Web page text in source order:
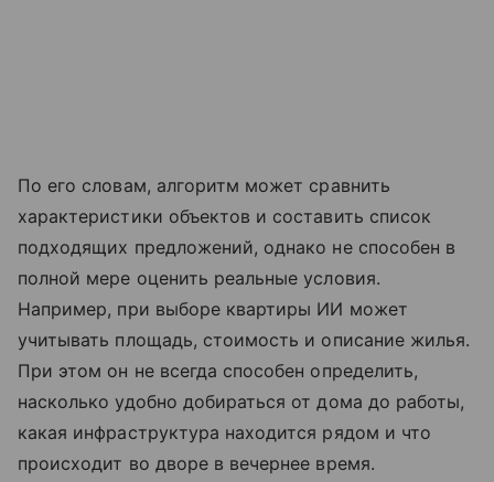
По его словам, алгоритм может сравнить
характеристики объектов и составить список
подходящих предложений, однако не способен в
полной мере оценить реальные условия.
Например, при выборе квартиры ИИ может
учитывать площадь, стоимость и описание жилья.
При этом он не всегда способен определить,
насколько удобно добираться от дома до работы,
какая инфраструктура находится рядом и что
происходит во дворе в вечернее время.